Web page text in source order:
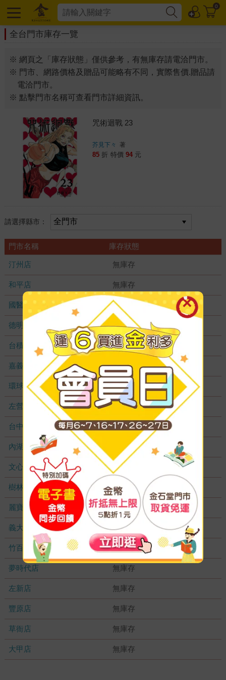
0
全台門市庫存一覽
※ 網頁之「庫存狀態」僅供參考，有無庫存請電洽門市。
※ 門市、網路價格及贈品可能略有不同，實際售價.贈品請
電洽門市。
※ 點擊門市名稱可查看門市詳細資訊。
咒術迴戰 23
芥見下々 著
85 折 特價 94 元
請選擇縣市：
門市名稱 庫存狀態
汀州店 無庫存
和平店 無庫存
國醫加盟店 無庫存
德明加盟店 無庫存
台積店 無庫存
嘉義耐斯店 無庫存
環球店 無庫存
左營店 無庫存
台中秀泰店 無庫存
內湖大潤發 無庫存
文心店 無庫存
樹林店 無庫存
麗寶店 無庫存
義大店 無庫存
竹百店 無庫存
夢時代店 無庫存
左新店 無庫存
豐原店 無庫存
草衙店 無庫存
大甲店 無庫存